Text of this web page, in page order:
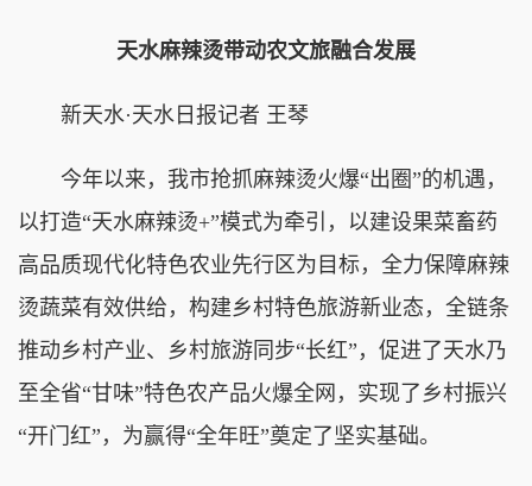
天水麻辣烫带动农文旅融合发展
新天水·天水日报记者 王琴
今年以来，我市抢抓麻辣烫火爆“出圈”的机遇，
以打造“天水麻辣烫+”模式为牵引，以建设果菜畜药
高品质现代化特色农业先行区为目标，全力保障麻辣
烫蔬菜有效供给，构建乡村特色旅游新业态，全链条
推动乡村产业、乡村旅游同步“长红”，促进了天水乃
至全省“甘味”特色农产品火爆全网，实现了乡村振兴
“开门红”，为赢得“全年旺”奠定了坚实基础。